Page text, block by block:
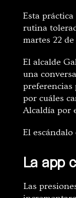
Esta
rutina
martes 22
El alcalde
una
preferencias
por cuáles
Alcaldía por
El
La app
Las